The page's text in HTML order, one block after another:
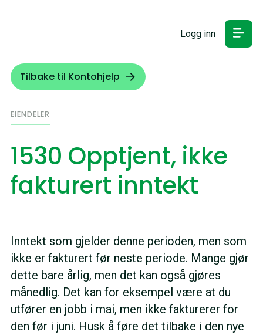
Logg inn
Tilbake til Kontohjelp
EIENDELER
1530 Opptjent, ikke
fakturert inntekt
Inntekt som gjelder denne perioden, men som
ikke er fakturert før neste periode. Mange gjør
dette bare årlig, men det kan også gjøres
månedlig. Det kan for eksempel være at du
utfører en jobb i mai, men ikke fakturerer for
den før i juni. Husk å føre det tilbake i den nye